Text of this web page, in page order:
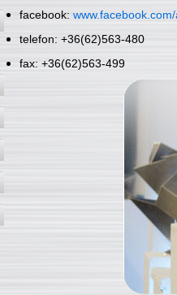
facebook:
telefon: +36(62)563-480
fax: +36(62)563-499